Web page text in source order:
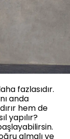
fazlasıdır.
anda
hem de
yapılır?
almalı ve